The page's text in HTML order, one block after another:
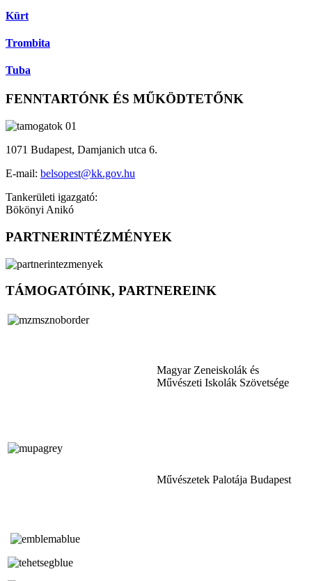
Kürt
Trombita
Tuba
FENNTARTÓNK ÉS MŰKÖDTETŐNK
1071 Budapest, Damjanich utca 6.
E-mail: belsopest@kk.gov.hu
Tankerületi igazgató:
Bökönyi Anikó
PARTNERINTÉZMÉNYEK
TÁMOGATÓINK, PARTNEREINK
Magyar Zeneiskolák és
Művészeti Iskolák Szövetsége
Művészetek Palotája Budapest